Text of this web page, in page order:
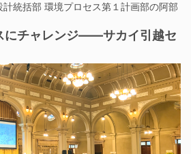
計統括部 環境プロセス第１計画部の阿部
にチャレンジ——サカイ引越セ